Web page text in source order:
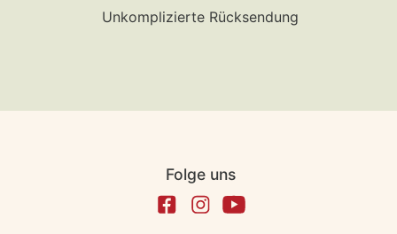
Unkomplizierte Rücksendung
Folge uns